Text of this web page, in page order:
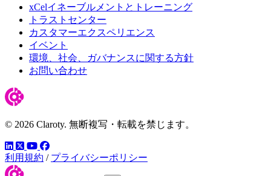
xCelイネーブルメントとトレーニング
トラストセンター
カスタマーエクスペリエンス
イベント
環境、社会、ガバナンスに関する方針
お問い合わせ
© 2026 Claroty. 無断複写・転載を禁じます。
LinkedIn
ツイッター
YouTube
Facebook
利用規約 / プライバシーポリシー